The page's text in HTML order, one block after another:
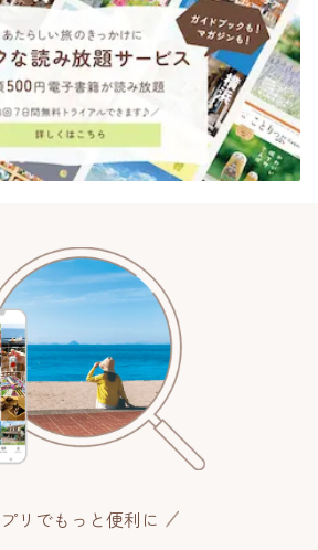
リでもっと便利に